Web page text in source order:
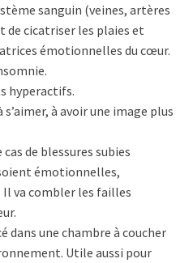
sanguin (veines, artères
de cicatriser les plaies et
émotionnelles du cœur.
hyperactifs.
à avoir une image plus
de blessures subies
émotionnelles,
Il va combler les failles
dans une chambre à coucher
Utile aussi pour